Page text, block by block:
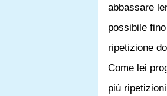
abbassare
possibile
ripetizione
Come lei
più